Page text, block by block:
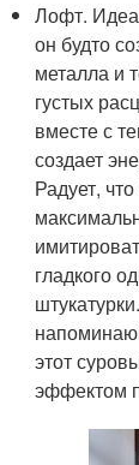
Лофт.
он будто
металла и
густых
вместе с
создает
Радует,
гладкого
этот
эффектом